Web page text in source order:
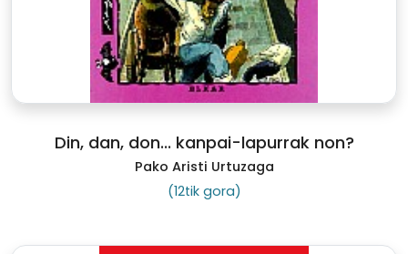
Din, dan, don... kanpai-lapurrak non?
Pako Aristi Urtuzaga
(12tik gora)